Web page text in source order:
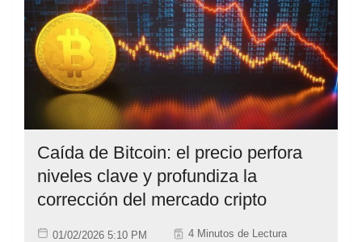
Caída de Bitcoin: el precio perfora
niveles clave y profundiza la
corrección del mercado cripto
01/02/2026 5:10 PM 4 Minutos de Lectura